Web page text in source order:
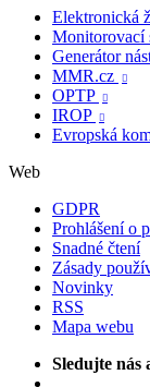
Elektronická
Monitorovací
Generátor
MMR.cz 
OPTP 
IROP 
Evropská
Web
GDPR
Prohlášení o
Snadné čtení
Zásady
Novinky
RSS
Mapa webu
Sledujte nás